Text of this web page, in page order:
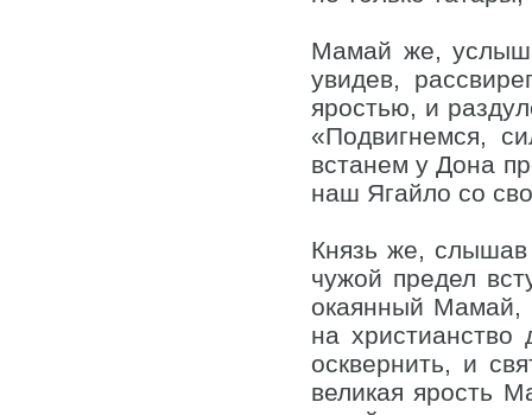
Мамай же,
увидев,
яростью, и
«Подвигнемся,
встанем у Дона
наш Ягайло со
Князь же,
чужой предел
окаянный Мамай,
на
осквернить, и
великая ярость